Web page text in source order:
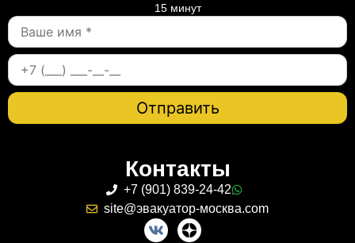
15 минут
Контакты
+7 (901) 839-24-42
site@эвакуатор-москва.com